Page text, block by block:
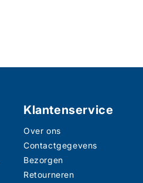
Klantenservice
Over ons
Contactgegevens
Bezorgen
Retourneren